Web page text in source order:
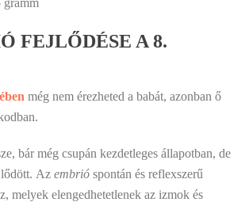
gramm
FEJLŐDÉSE A 8.
még nem érezheted a babát, azonban ő
bár még csupán kezdetleges állapotban, de
Az embrió spontán és reflexszerű
melyek elengedhetetlenek az izmok és